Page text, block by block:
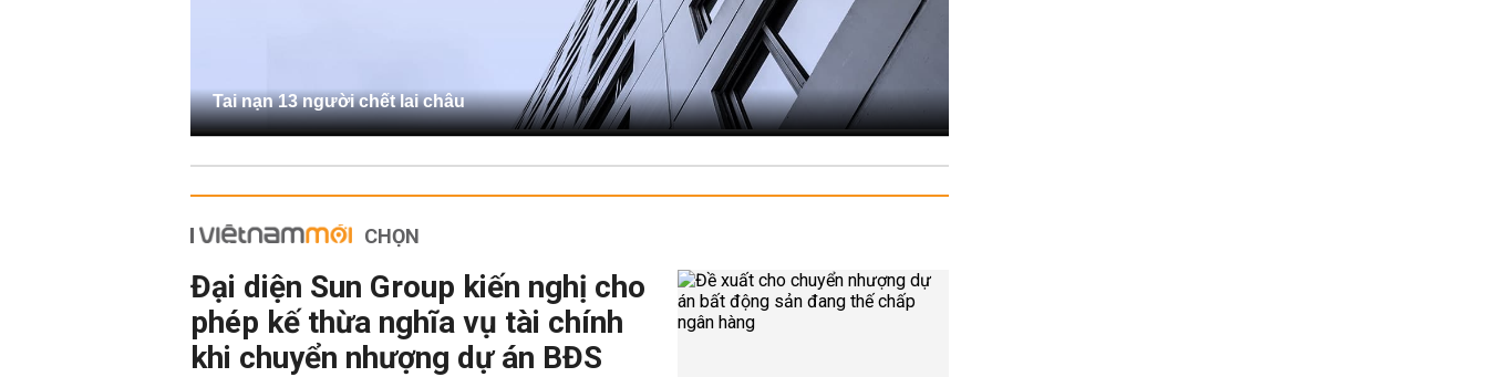
Tai nạn 13 người chết lai châu
CHỌN
Đại diện Sun Group kiến nghị cho
phép kế thừa nghĩa vụ tài chính
khi chuyển nhượng dự án BĐS